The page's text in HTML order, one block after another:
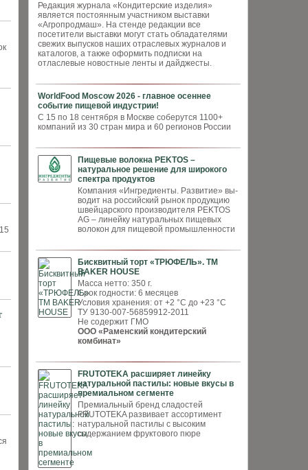
Редакция журнала «Кондитерские изделия»
является постоянным участником выставки
«Агропродмаш». На стенде редакции все
посетители выставки могут стать обладателями
свежих выпусков наших отраслевых журналов и
каталогов, а также оформить подписки на
отласлевые новостные ленты и дайджесты.
WorldFood Moscow 2026 - главное осеннее
событие пищевой индустрии!
С 15 по 18 сентября в Москве соберутся 1100+
компаний из 30 стран мира и 60 регионов России
Пищевые волокна PEKTOS –
натуральное решение для широкого
спектра продуктов
Компания «Ингредиенты. Развитие» вы­
водит на российский рынок продукцию
швей­царского производителя PEKTOS
AG – ли­нейку натуральных пищевых
волокон для пи­щевой промышленности
Бисквитный торт «ТРЮФЕЛЬ». ТМ
BAKER HOUSE
Масса нетто: 350 г.
Срок годности: 6 месяцев
Условия хранения: от +2 °С до +23 °С
ТУ 9130-007-56859912-2011
Не содержит ГМО
ООО «Раменский кондитерский
комбинат»
FRUTOTEKA расширяет линейку
натуральной пастилы: новые вкусы в
премиальном сегменте
Премиальный бренд сладостей
FRUTOTEKA развивает ассортимент
натуральной пастилы с высоким
содержанием фруктового пюре